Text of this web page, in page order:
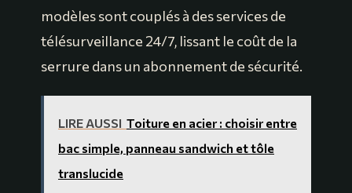
modèles sont couplés à des services de
télésurveillance 24/7, lissant le coût de la
serrure dans un abonnement de sécurité.
LIRE AUSSI Toiture en acier : choisir entre
bac simple, panneau sandwich et tôle
translucide